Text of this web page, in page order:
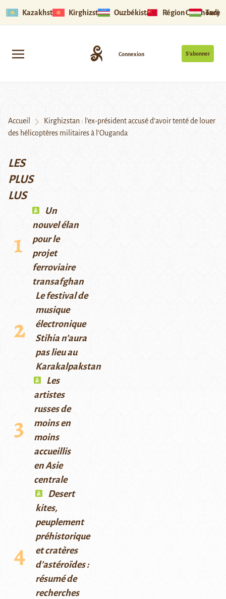
Kazakhstan Kirghizstan Ouzbékistan Région Ouïghoure
S’abonner
Connexion
Accueil
Kirghizstan : l’ex-président accusé d’avoir tenté de louer
des hélicoptères militaires à l’Ouganda
LES
PLUS
LUS
Un
nouvel élan
pour le
projet
ferroviaire
transafghan
Le festival de
musique
électronique
Stihia n’aura
pas lieu au
Karakalpakstan
Les
artistes
russes de
moins en
moins
accueillis
en Asie
centrale
Desert
kites,
peuplement
préhistorique
et cratères
d’astéroïdes :
résumé de
recherches